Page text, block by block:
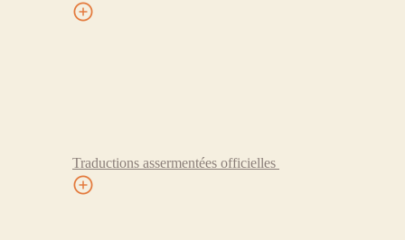
Traductions assermentées officielles